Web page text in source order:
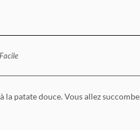
patate douce. Vous allez